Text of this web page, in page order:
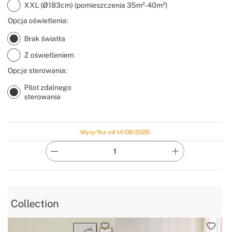
XXL (Ø183cm) (pomieszczenia 35m²-40m²)
Opcja oświetlenia:
Brak światła
Z oświetleniem
Opcje sterowania:
Pilot zdalnego
sterowania
Wysy?ka od 14/08/2026
Collection